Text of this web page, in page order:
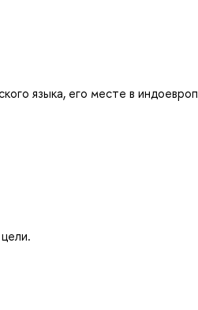
языка, его месте в